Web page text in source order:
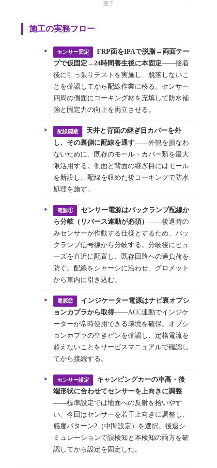
完了
施工の実務フロー
センサー固定
FRP面をIPAで脱脂→両面テー
プで仮固定→24時間養生後に本固定——接着
後に引っ張りテストを実施し、脱落しないこ
とを確認してから配線作業に移る。センサー
四周の側面にコーキング材を充填して防水補
強と固定力の向上を両立させる。
配線隠蔽
天井と背面の継ぎ目カバーを外
し、その裏側に配線を通す——外観を損なわ
ないために、既存のモール・カバー類を最大
限活用する。側面と背面の継ぎ目にはモール
を新設し、配線を収めた後コーキングで防水
処理を施す。
電源①
センサー電源はバックランプ配線か
ら分岐（リバース連動が必須） ——後退時の
みセンサーが作動する仕様とするため、バッ
クランプ信号線から分岐する。分岐後にヒュ
ーズを直近に配置し、既存回路への過負荷を
防ぐ。配線をシャーシに沿わせ、グロメット
から車内に引き込む。
電源②
インジケーター電源はナビ裏オプシ
ョンカプラから取得——ACC連動でインジケ
ーターが常時使用できる環境を確保。オプシ
ョンカプラの空きピンを確認し、定格電流を
超えないことをサービスマニュアルで確認し
てから接続する。
センサー設定
キャンピングカーの車高・後
端形状に合わせてセンサーを上向きに調整
——標準設定では地面への反射を拾いやす
い。今回はセンサーを若干上向きに調整し、
感度パターン2（中間設定）を選択。後退シ
ミュレーションで誤検知と本検知の両方を確
認してから設定を固定した。